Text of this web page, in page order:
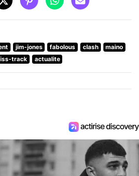
jim-jones fabolous clash
maino
track actualite